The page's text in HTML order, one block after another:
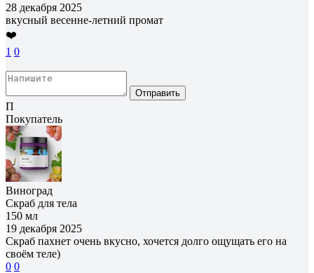
28 декабря 2025
вкусный весенне-летний промат
❤️
1 0
Отправить
П
Покупатель
Виноград
Скраб для тела
150 мл
19 декабря 2025
Скраб пахнет очень вкусно, хочется долго ощущать его на
своём теле)
0 0